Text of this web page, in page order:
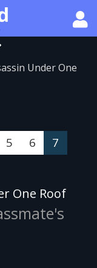
Under One
5 6
7
One Roof